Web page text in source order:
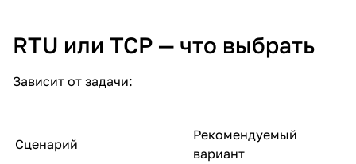
RTU или TCP — что выбрать
Зависит от задачи:
Сценарий
Рекомендуемый
вариант